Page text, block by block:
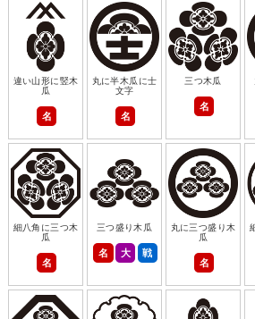
違い山形に竪木
瓜
名
丸に半木瓜に士
文字
名
三つ木瓜
名
細八角に三つ木
瓜
名
三つ盛り木瓜
名 大 戦
丸に三つ盛り木
瓜
名